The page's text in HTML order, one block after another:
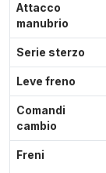
Attacco
manubrio
Serie sterzo
Leve freno
Comandi
cambio
Freni